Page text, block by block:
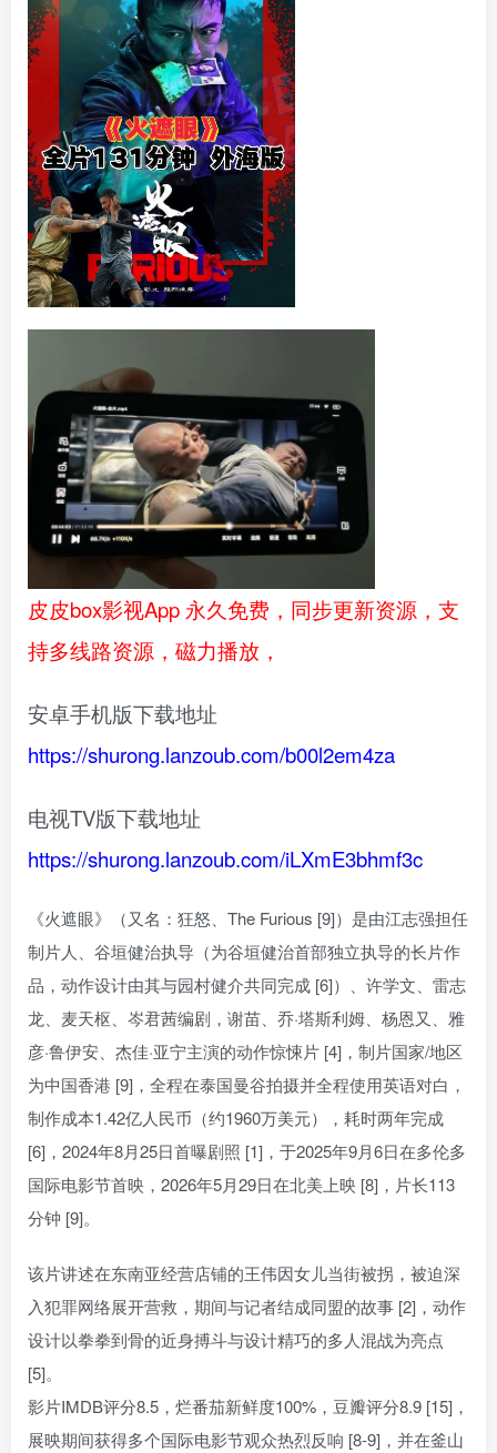
皮皮box影视App 永久免费，同步更新资源，支
持多线路资源，磁力播放，
安卓手机版下载地址
https://shurong.lanzoub.com/b00l2em4za
电视TV版下载地址
https://shurong.lanzoub.com/iLXmE3bhmf3c
《火遮眼》（又名：狂怒、The Furious [9]）是由江志强担任
制片人、谷垣健治执导（为谷垣健治首部独立执导的长片作
品，动作设计由其与园村健介共同完成 [6]）、许学文、雷志
龙、麦天枢、岑君茜编剧，谢苗、乔·塔斯利姆、杨恩又、雅
彦·鲁伊安、杰佳·亚宁主演的动作惊悚片 [4]，制片国家/地区
为中国香港 [9]，全程在泰国曼谷拍摄并全程使用英语对白，
制作成本1.42亿人民币（约1960万美元），耗时两年完成
[6]，2024年8月25日首曝剧照 [1]，于2025年9月6日在多伦多
国际电影节首映，2026年5月29日在北美上映 [8]，片长113
分钟 [9]。
该片讲述在东南亚经营店铺的王伟因女儿当街被拐，被迫深
入犯罪网络展开营救，期间与记者结成同盟的故事 [2]，动作
设计以拳拳到骨的近身搏斗与设计精巧的多人混战为亮点
[5]。
影片IMDB评分8.5，烂番茄新鲜度100%，豆瓣评分8.9 [15]，
展映期间获得多个国际电影节观众热烈反响 [8-9]，并在釜山